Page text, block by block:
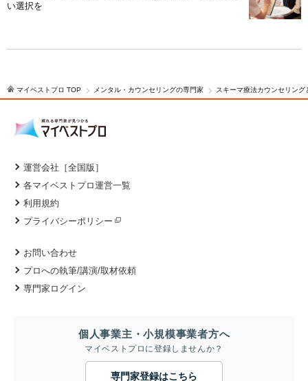
い選択を
マイベストプロ TOP メンタル・カウンセリングの専門家 スキーマ療法カウンセリン
運営会社［全国版］
各マイベストプロ運営一覧
利用規約
プライバシーポリシー
お問い合わせ
プロへの執筆/講演/取材依頼
専門家ログイン
個人事業主・小規模事業者方へ
マイベストプロに登録しませんか？
専門家登録はこちら